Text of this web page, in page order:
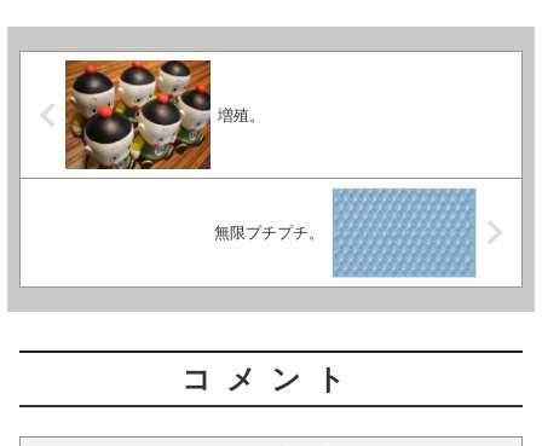
増殖。
無限プチプチ。
コメント